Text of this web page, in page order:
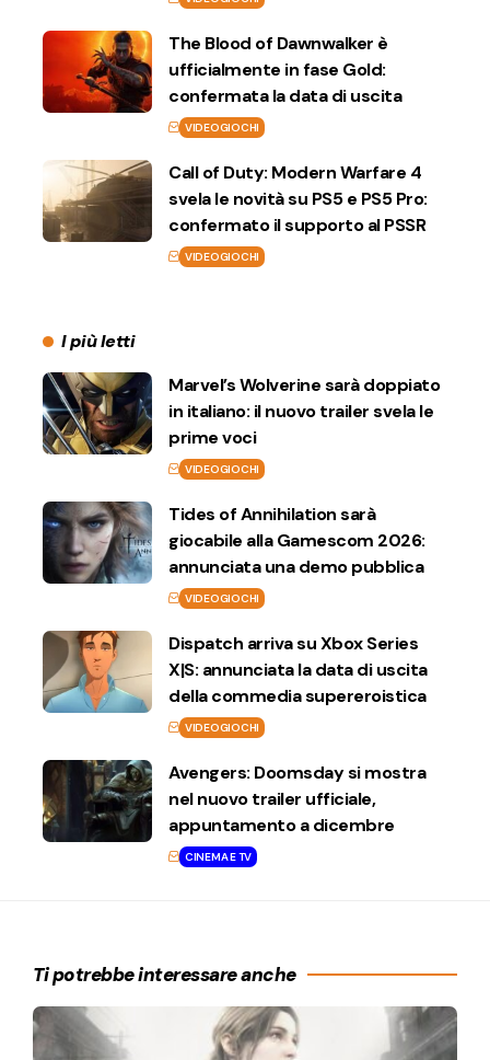
The Blood of Dawnwalker è
ufficialmente in fase Gold:
confermata la data di uscita
VIDEOGIOCHI
Call of Duty: Modern Warfare 4
svela le novità su PS5 e PS5 Pro:
confermato il supporto al PSSR
VIDEOGIOCHI
I più letti
Marvel’s Wolverine sarà doppiato
in italiano: il nuovo trailer svela le
prime voci
VIDEOGIOCHI
Tides of Annihilation sarà
giocabile alla Gamescom 2026:
annunciata una demo pubblica
VIDEOGIOCHI
Dispatch arriva su Xbox Series
X|S: annunciata la data di uscita
della commedia supereroistica
VIDEOGIOCHI
Avengers: Doomsday si mostra
nel nuovo trailer ufficiale,
appuntamento a dicembre
CINEMA E TV
Ti potrebbe interessare anche